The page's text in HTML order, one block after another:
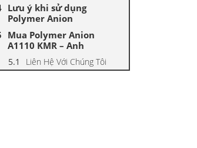
Lưu ý khi sử dụng
Polymer Anion
Mua Polymer Anion
A1110 KMR – Anh
Liên Hệ Với Chúng Tôi